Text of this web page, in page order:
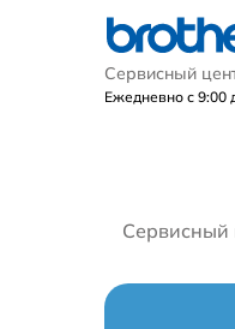
Сервисный
Ежедневно с 9:00
Сервисный